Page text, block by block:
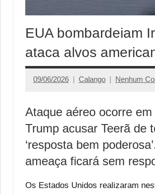
EUA bombardeiam
ataca alvos
09/06/2026 Calango Nenhum
Ataque aéreo ocorre
Trump acusar Teerã de
‘resposta bem
ameaça ficará sem
Os Estados Unidos realizaram